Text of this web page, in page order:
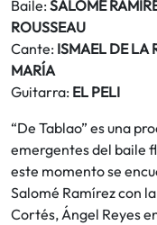
Baile: SALOMÉ
ROUSSEAU
Cante: ISMAEL DE LA
MARÍA
Guitarra: EL PELI
“De Tablao” es una
emergentes del baile
este momento se
Salomé Ramírez con
Cortés, Ángel Reyes